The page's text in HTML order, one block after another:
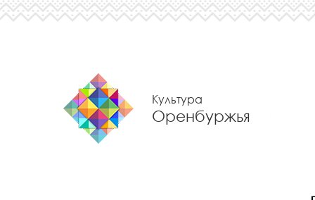
Культура
Оренбуржья